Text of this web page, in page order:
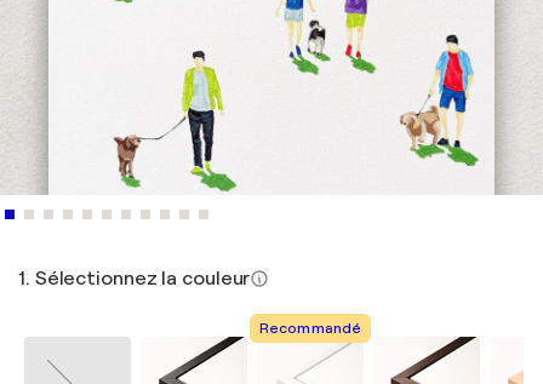
1. Sélectionnez la couleur
Recommandé